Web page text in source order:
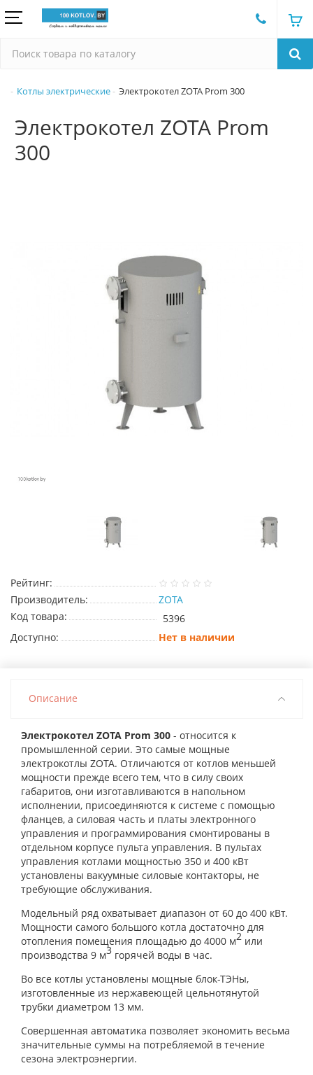
Котлы электрические Электрокотел ZOTA Prom 300
Электрокотел ZOTA Prom
300
Рейтинг:
Производитель:
ZOTA
Код товара:
5396
Доступно:
Нет в наличии
Описание
Электрокотел ZOTA Prom 300 - относится к
промышленной серии. Это самые мощные
электрокотлы ZOTA. Отличаются от котлов меньшей
мощности прежде всего тем, что в силу своих
габаритов, они изготавливаются в напольном
исполнении, присоединяются к системе с помощью
фланцев, а силовая часть и платы электронного
управления и программирования смонтированы в
отдельном корпусе пульта управления. В пультах
управления котлами мощностью 350 и 400 кВт
установлены вакуумные силовые контакторы, не
требующие обслуживания.
Модельный ряд охватывает диапазон от 60 до 400 кВт.
Мощности самого большого котла достаточно для
отопления помещения площадью до 4000 м2 или
производства 9 м3 горячей воды в час.
Во все котлы установлены мощные блок-ТЭНы,
изготовленные из нержавеющей цельнотянутой
трубки диаметром 13 мм.
Совершенная автоматика позволяет экономить весьма
значительные суммы на потребляемой в течение
сезона электроэнергии.